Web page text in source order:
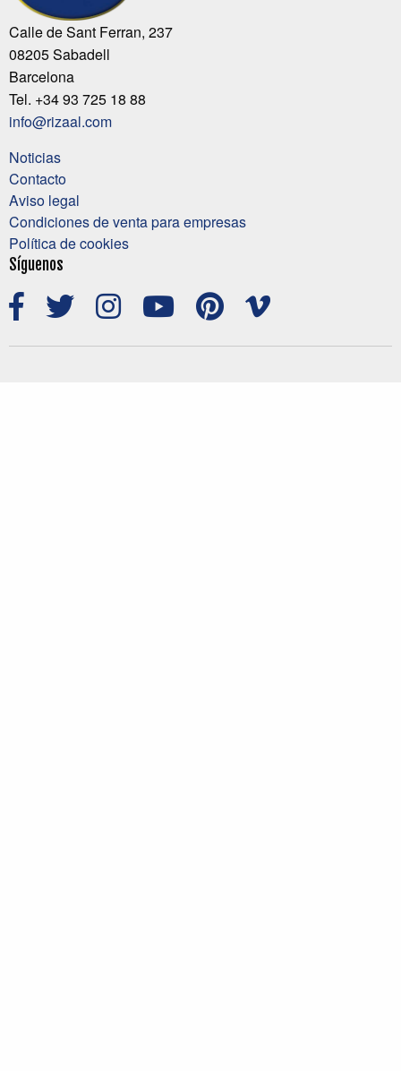
Calle de Sant Ferran, 237
08205 Sabadell
Barcelona
Tel. +34 93 725 18 88
info@rizaal.com
Noticias
Contacto
Aviso legal
Condiciones de venta para empresas
Política de cookies
Síguenos